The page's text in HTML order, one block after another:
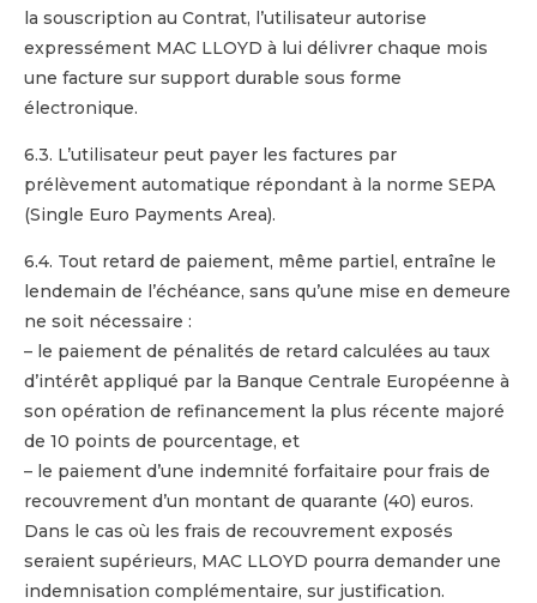
la souscription au Contrat, l’utilisateur autorise
expressément MAC LLOYD à lui délivrer chaque mois
une facture sur support durable sous forme
électronique.
6.3. L’utilisateur peut payer les factures par
prélèvement automatique répondant à la norme SEPA
(Single Euro Payments Area).
6.4. Tout retard de paiement, même partiel, entraîne le
lendemain de l’échéance, sans qu’une mise en demeure
ne soit nécessaire :
– le paiement de pénalités de retard calculées au taux
d’intérêt appliqué par la Banque Centrale Européenne à
son opération de refinancement la plus récente majoré
de 10 points de pourcentage, et
– le paiement d’une indemnité forfaitaire pour frais de
recouvrement d’un montant de quarante (40) euros.
Dans le cas où les frais de recouvrement exposés
seraient supérieurs, MAC LLOYD pourra demander une
indemnisation complémentaire, sur justification.